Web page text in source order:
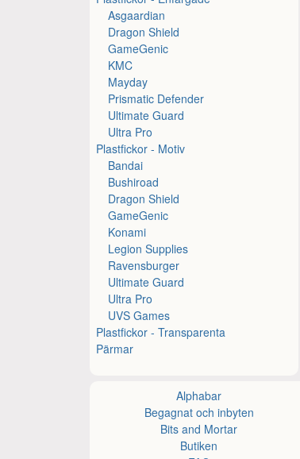
Asgaardian
Dragon Shield
GameGenic
KMC
Mayday
Prismatic Defender
Ultimate Guard
Ultra Pro
Plastfickor - Motiv
Bandai
Bushiroad
Dragon Shield
GameGenic
Konami
Legion Supplies
Ravensburger
Ultimate Guard
Ultra Pro
UVS Games
Plastfickor - Transparenta
Pärmar
Alphabar
Begagnat och inbyten
Bits and Mortar
Butiken